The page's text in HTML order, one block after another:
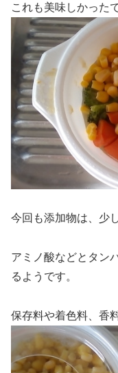
これも美味しかった
今回も添加物は、少
アミノ酸などとタン
るようです。
保存料や着色料、香